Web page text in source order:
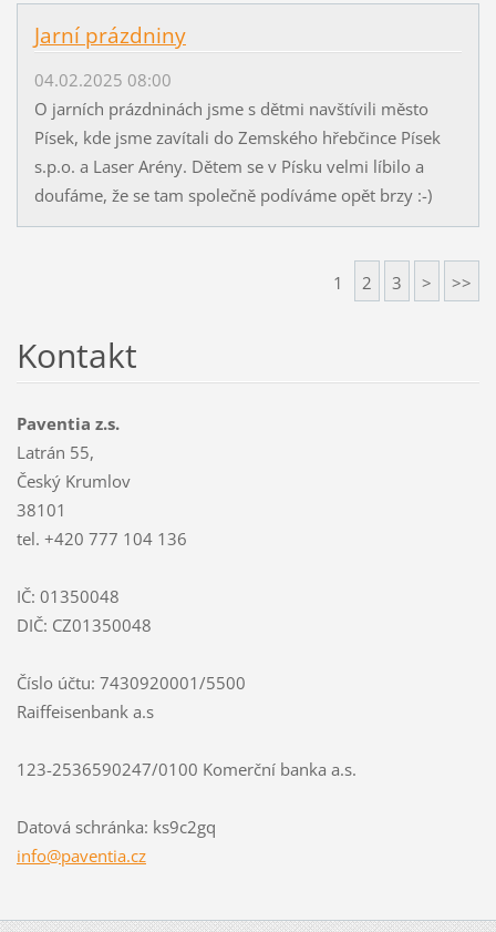
Jarní prázdniny
04.02.2025 08:00
O jarních prázdninách jsme s dětmi navštívili město
Písek, kde jsme zavítali do Zemského hřebčince Písek
s.p.o. a Laser Arény. Dětem se v Písku velmi líbilo a
doufáme, že se tam společně podíváme opět brzy :-)
1 2 3 > >>
Kontakt
Paventia z.s.
Latrán 55,
Český Krumlov
38101
tel. +420 777 104 136
IČ: 01350048
DIČ: CZ01350048
Číslo účtu: 7430920001/5500
Raiffeisenbank a.s
123-2536590247/0100 Komerční banka a.s.
Datová schránka: ks9c2gq
info@paventia.cz